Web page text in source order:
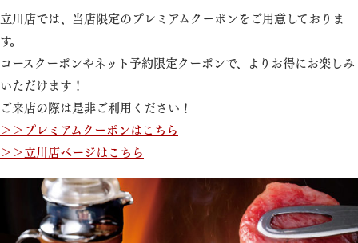
立川店では、当店限定のプレミアムクーポンをご用意しておりま
す。
コースクーポンやネット予約限定クーポンで、よりお得にお楽しみ
いただけます！
ご来店の際は是非ご利用ください！
＞＞プレミアムクーポンはこちら
＞＞立川店ページはこちら